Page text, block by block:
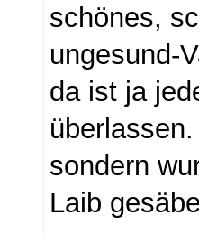
schönes,
ungesund-
da ist ja
sondern
Laib